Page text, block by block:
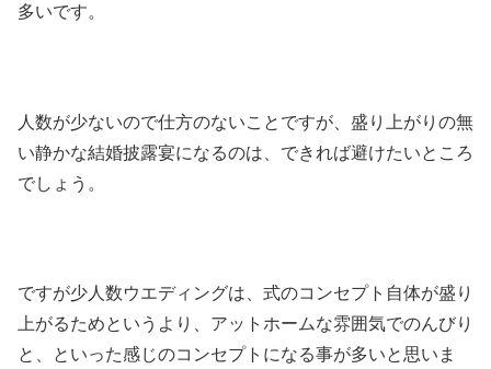
多いです。
人数が少ないので仕方のないことですが、盛り上がりの無
い静かな結婚披露宴になるのは、できれば避けたいところ
でしょう。
ですが少人数ウエディングは、式のコンセプト自体が盛り
上がるためというより、アットホームな雰囲気でのんびり
と、といった感じのコンセプトになる事が多いと思いま